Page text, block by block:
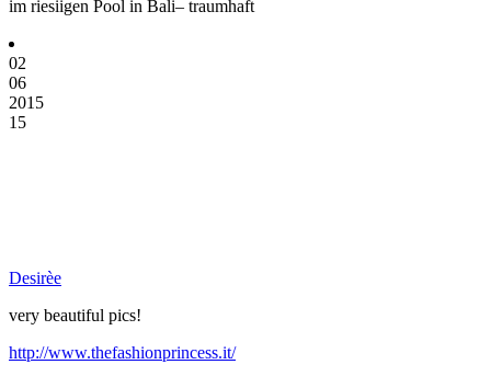
im riesiigen Pool in Bali– traumhaft
02
06
2015
15
Desirèe
very beautiful pics!
http://www.thefashionprincess.it/